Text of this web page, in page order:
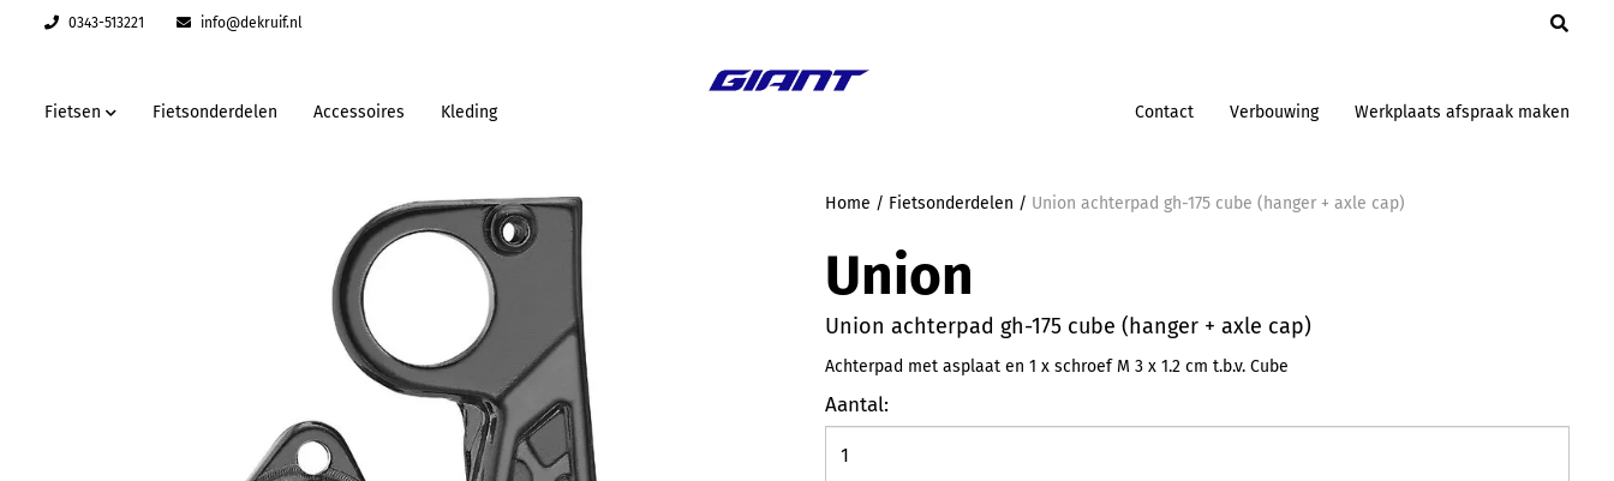
0343-513221 info@dekruif.nl
Fietsen Fietsonderdelen Accessoires Kleding Contact Verbouwing Werkplaats afspraak maken
Home / Fietsonderdelen / Union achterpad gh-175 cube (hanger + axle cap)
Union
Union achterpad gh-175 cube (hanger + axle cap)
Achterpad met asplaat en 1 x schroef M 3 x 1.2 cm t.b.v. Cube
Aantal: